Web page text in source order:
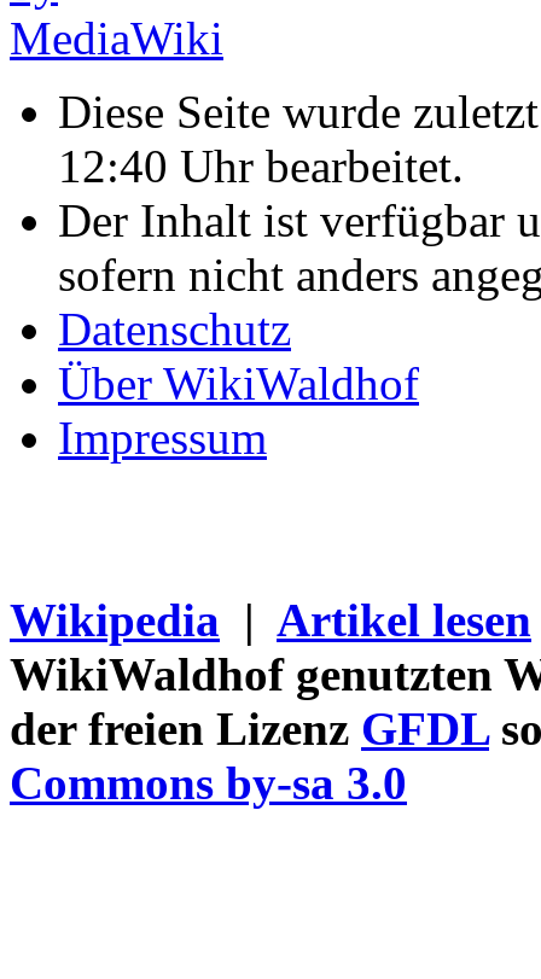
Diese Seite wurde
12:40 Uhr bearbeitet.
Der Inhalt ist verfügbar
sofern nicht anders
Datenschutz
Über WikiWaldhof
Impressum
Wikipedia | Artikel lesen
WikiWaldhof genutzten
der freien Lizenz GFDL
Commons by-sa 3.0